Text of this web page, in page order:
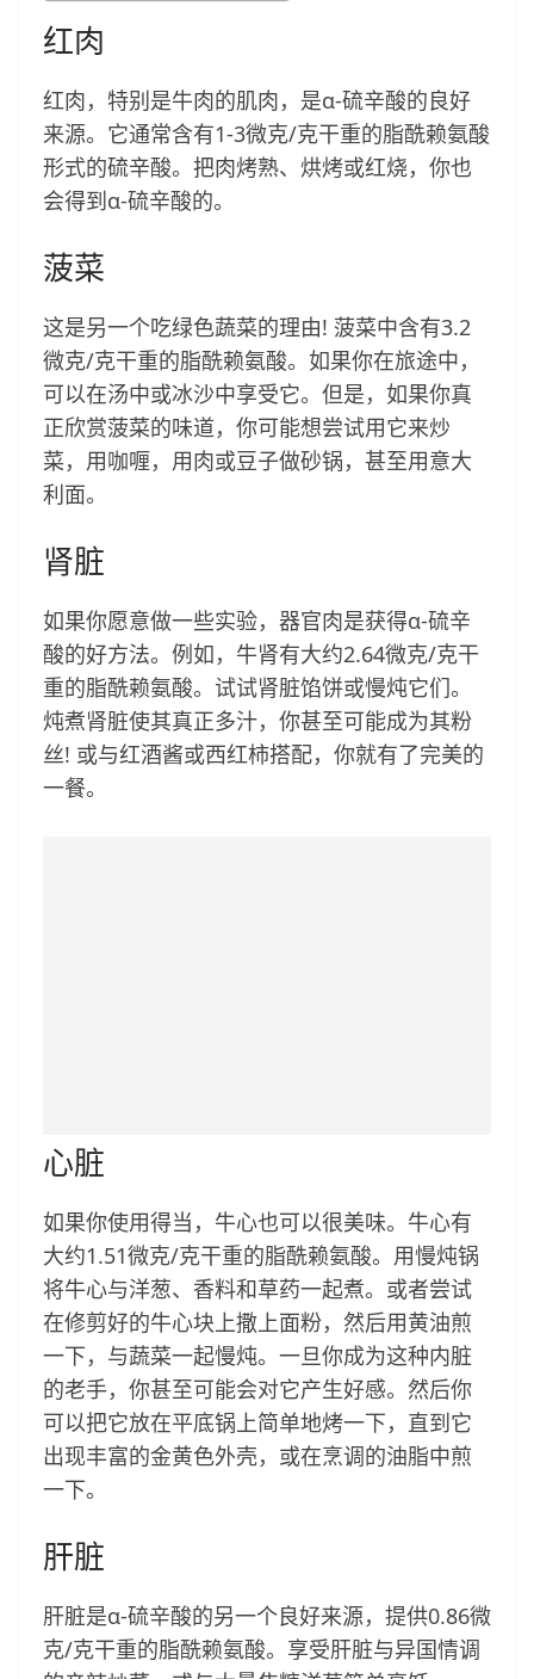
红肉
红肉，特别是牛肉的肌肉，是α-硫辛酸的良好
来源。它通常含有1-3微克/克干重的脂酰赖氨酸
形式的硫辛酸。把肉烤熟、烘烤或红烧，你也
会得到α-硫辛酸的。
菠菜
这是另一个吃绿色蔬菜的理由! 菠菜中含有3.2
微克/克干重的脂酰赖氨酸。如果你在旅途中，
可以在汤中或冰沙中享受它。但是，如果你真
正欣赏菠菜的味道，你可能想尝试用它来炒
菜，用咖喱，用肉或豆子做砂锅，甚至用意大
利面。
肾脏
如果你愿意做一些实验，器官肉是获得α-硫辛
酸的好方法。例如，牛肾有大约2.64微克/克干
重的脂酰赖氨酸。试试肾脏馅饼或慢炖它们。
炖煮肾脏使其真正多汁，你甚至可能成为其粉
丝! 或与红酒酱或西红柿搭配，你就有了完美的
一餐。
心脏
如果你使用得当，牛心也可以很美味。牛心有
大约1.51微克/克干重的脂酰赖氨酸。用慢炖锅
将牛心与洋葱、香料和草药一起煮。或者尝试
在修剪好的牛心块上撒上面粉，然后用黄油煎
一下，与蔬菜一起慢炖。一旦你成为这种内脏
的老手，你甚至可能会对它产生好感。然后你
可以把它放在平底锅上简单地烤一下，直到它
出现丰富的金黄色外壳，或在烹调的油脂中煎
一下。
肝脏
肝脏是α-硫辛酸的另一个良好来源，提供0.86微
克/克干重的脂酰赖氨酸。享受肝脏与异国情调